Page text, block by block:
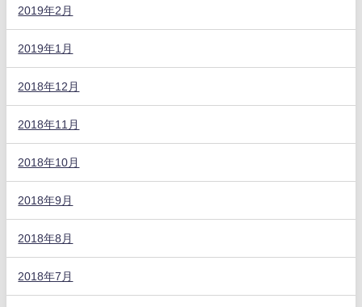
2019年2月
2019年1月
2018年12月
2018年11月
2018年10月
2018年9月
2018年8月
2018年7月